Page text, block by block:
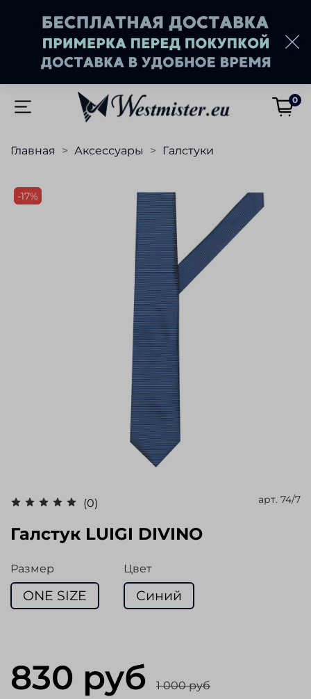
0
Главная Аксессуары Галстуки
-17%
(0) арт. 74/7
Галстук LUIGI DIVINO
Размер
ONE SIZE
Цвет
Синий
830 руб 1 000 руб